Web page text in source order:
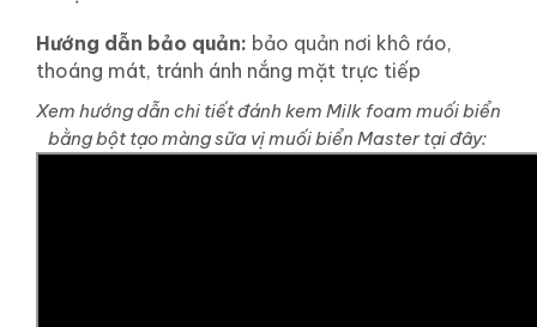
Hướng dẫn bảo quản: bảo quản nơi khô ráo,
thoáng mát, tránh ánh nắng mặt trực tiếp
Xem hướng dẫn chi tiết đánh kem Milk foam muối biển
bằng bột tạo màng sữa vị muối biển Master tại đây: